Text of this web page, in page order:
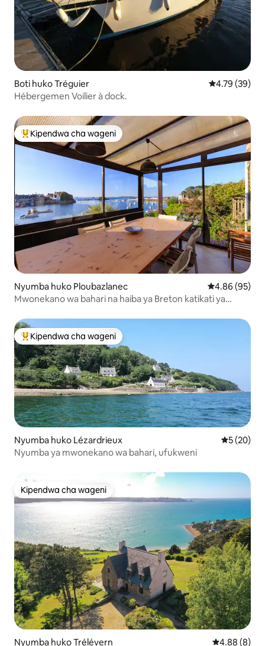
Boti huko Tréguier Ukadiriaji wa
4.79 (39)
Hébergemen Voilier à dock.
Kipendwa maarufu cha wageni
Kipendwa cha wageni
Nyumba huko Ploubazlanec Ukadiriaji wa
4.86 (95)
Mwonekano wa bahari na haiba ya Breton katikati ya
Kipendwa maarufu cha wageni
Kipendwa cha wageni
Nyumba huko Lézardrieux Ukadiriaji
5 (20)
Nyumba ya mwonekano wa bahari, ufukweni
Kipendwa cha wageni
Kipendwa cha wageni
Nyumba huko Trélévern Ukadiriaji
4.88 (8)